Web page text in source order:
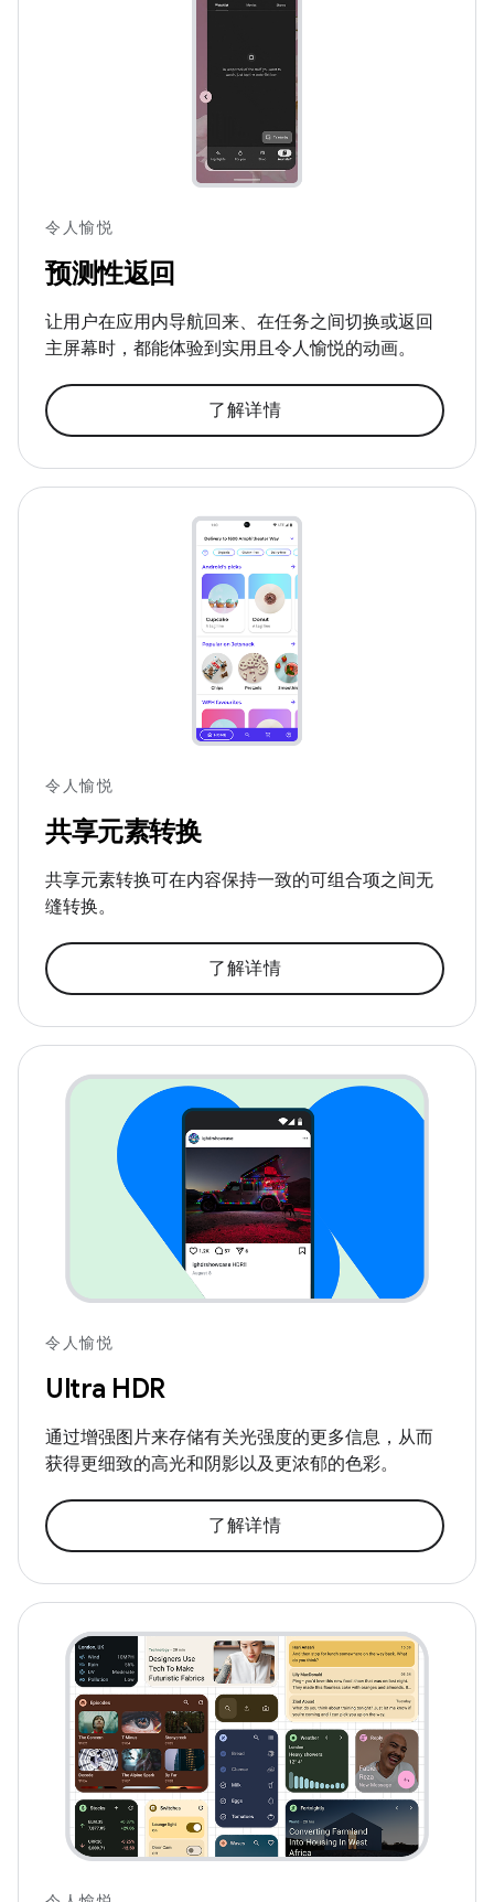
令人愉悦
预测性返回
让用户在应用内导航回来、在任务之间切换或返回
主屏幕时，都能体验到实用且令人愉悦的动画。
了解详情
令人愉悦
共享元素转换
共享元素转换可在内容保持一致的可组合项之间无
缝转换。
了解详情
令人愉悦
Ultra HDR
通过增强图片来存储有关光强度的更多信息，从而
获得更细致的高光和阴影以及更浓郁的色彩。
了解详情